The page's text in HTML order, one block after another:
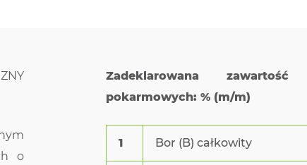
o
Zadeklarowana zawartość
pokarmowych: % (m/m)
1 Bor (B) całkowity